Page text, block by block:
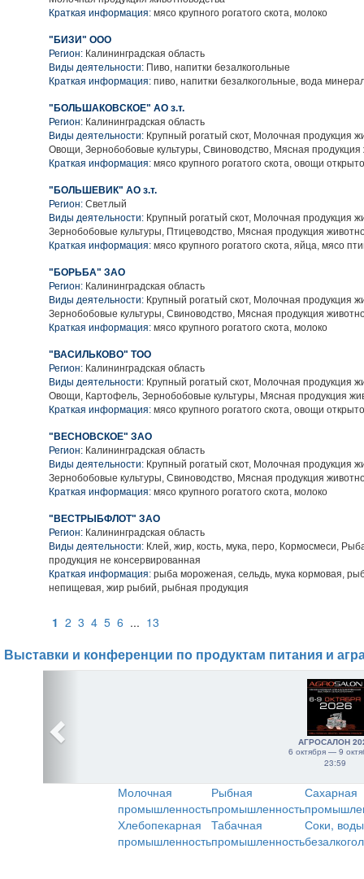
Краткая информация: мясо крупного рогатого скота, молоко
"БИЗИ" ООО
Регион: Калининградская область
Виды деятельности: Пиво, напитки безалкогольные
Краткая информация: пиво, напитки безалкогольные, вода
"БОЛЬШАКОВСКОЕ" АО з.т.
Регион: Калининградская область
Виды деятельности: Крупный рогатый скот, Молочная продукция
Овощи, Зернобобовые культуры, Свиноводство, Мясная продукция
Краткая информация: мясо крупного рогатого скота, овощи
"БОЛЬШЕВИК" АО з.т.
Регион: Светлый
Виды деятельности: Крупный рогатый скот, Молочная продукция
Зернобобовые культуры, Птицеводство, Мясная продукция
Краткая информация: мясо крупного рогатого скота, яйца, мясо
"БОРЬБА" ЗАО
Регион: Калининградская область
Виды деятельности: Крупный рогатый скот, Молочная продукция
Зернобобовые культуры, Свиноводство, Мясная продукция
Краткая информация: мясо крупного рогатого скота, молоко
"ВАСИЛЬКОВО" ТОО
Регион: Калининградская область
Виды деятельности: Крупный рогатый скот, Молочная продукция
Овощи, Картофель, Зернобобовые культуры, Мясная продукция
Краткая информация: мясо крупного рогатого скота, овощи
"ВЕСНОВСКОЕ" ЗАО
Регион: Калининградская область
Виды деятельности: Крупный рогатый скот, Молочная продукция
Зернобобовые культуры, Свиноводство, Мясная продукция
Краткая информация: мясо крупного рогатого скота, молоко
"ВЕСТРЫБФЛОТ" ЗАО
Регион: Калининградская область
Виды деятельности: Клей, жир, кость, мука, перо, Кормосмеси,
продукция не консервированная
Краткая информация: рыба мороженая, сельдь, мука кормовая,
непищевая, жир рыбий, рыбная продукция
1 2 3 4 5 6 ... 13
Выставки и конференции по продуктам питания и
АГРОСАЛОН
6 октября — 9
23:59
Молочная
промышленность
Рыбная
промышленность
Сахарная
Хлебопекарная
промышленность
Табачная
промышленность
Соки,